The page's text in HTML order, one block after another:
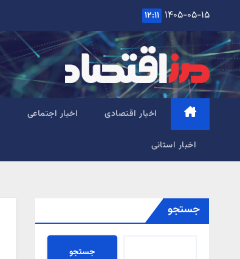
content
۱۴۰۵-۰۵-۱۵ ۱۲:۱۱
اخبار اقتصادی اخبار اجتماعی
اخبار استانی
جستجو
جستجو